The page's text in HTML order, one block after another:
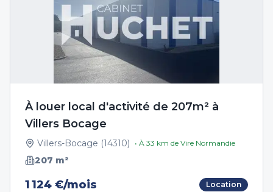
À louer local d'activité de 207m² à
Villers Bocage
Villers-Bocage (14310) • À 33 km de Vire Normandie
207 m²
1 124 €/mois Location